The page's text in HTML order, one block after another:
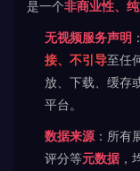
是一个非商业性、
无视频服务声明
接、不引导至任
放、下载、缓存
平台。
数据来源 ：所有
评分等元数据，